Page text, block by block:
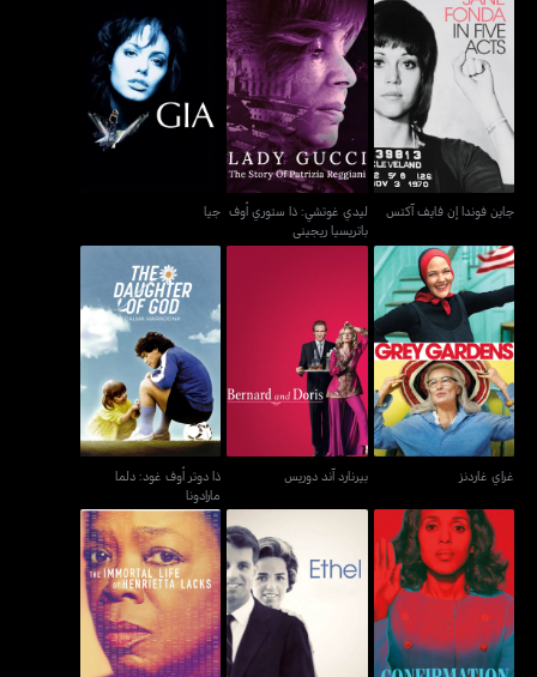
جاين فوندا إن فايف آكتس
جاين فوندا إن فايف آكتس
ليدي غوتشي: ذا ستوري
أوف باتريسيا ريجيني
ليدي غوتشي: ذا ستوري أوف
باتريسيا ريجيني
جيا
جيا
غراي غاردنز
غراي غاردنز
بيرنارد آند دوريس
بيرنارد آند دوريس
ذا دوتر أوف غود: دلما
مارادونا
ذا دوتر أوف غود: دلما
مارادونا
كونفيرميشن إيثل
ذا إمورتال لايف أوف هانرييتا
لاكس